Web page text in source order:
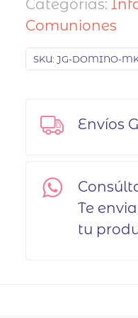
Categorías:
Comuniones
SKU:JG-DOMINO-
Envíos
Te
tu